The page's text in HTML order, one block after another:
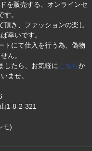
を販売する、オンラインセ
す。
頂き、ファッションの楽し
幸いです。
トにて仕入を行う為、偽物
ん。
したら、お気軽にこちらか
ませ。
1-8-2-321
モ)